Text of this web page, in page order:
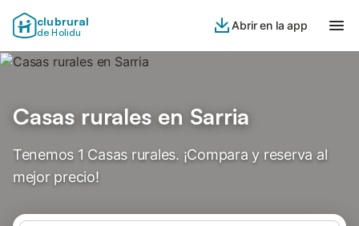
clubrural
de Holidu
Abrir en la app
Casas rurales en Sarria
Tenemos 1 Casas rurales. ¡Compara y reserva al
mejor precio!